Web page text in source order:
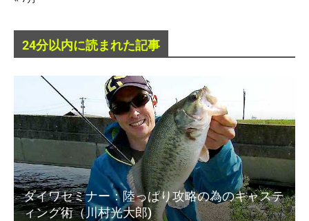
24分以内に読まれた記事
ダイワセミナー：陸っぱり攻略の為のキャステ
ィング術（川村光大郎)